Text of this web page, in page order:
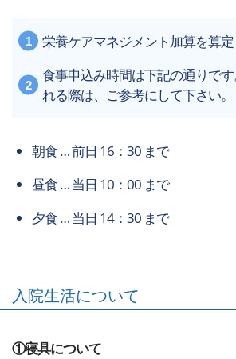
栄養ケアマネジメント加算を算定
食事申込み時間は下記の通りで
れる際は、ご参考にして下さい。
朝食 … 前日 16：30 まで
昼食 … 当日 10：00 まで
夕食 … 当日 14：30 まで
入院生活について
①寝具について